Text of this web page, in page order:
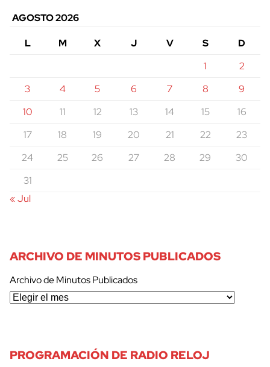
AGOSTO 2026
L
M X J V S
D
1
2
3
4 5 6 7 8
9
10
11 12 13 14 15
16
17
18 19 20 21 22
23
24
25 26 27 28 29
30
31
« Jul
ARCHIVO DE MINUTOS PUBLICADOS
Archivo de Minutos Publicados
PROGRAMACIÓN DE RADIO RELOJ